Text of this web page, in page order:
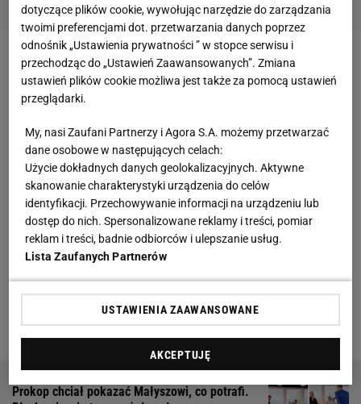
Zobacz wideoTest zgodności Szeremety i jej trenera
trenuje i mam dobrze poukładaną głowę - stwierdził
w rozmowie ze Sport.pl . Gancewski nie ukrywał, że
gdyby udało mu się wygrać ten turniej, to na pewno
jego życie uległoby zmianie. - Jestem zwykłym
Kowalskim, więc byłoby to niewiarygodne
osiągnięcie. Nie myślę jednak jeszcze o tym. Na
razie cieszę się tym turniejem, tym, że nie muszę
wstawać do pracy, tylko mogę poudawać
sportowca. Marzyłem o tym jako dziecko - wyjaśnił.
Prokop chciał pokazać Małyszowi, co potrafi.
dotyczące plików cookie, wywołując narzędzie do zarządzania
twoimi preferencjami dot. przetwarzania danych poprzez
odnośnik „Ustawienia prywatności ” w stopce serwisu i
przechodząc do „Ustawień Zaawansowanych”. Zmiana
ustawień plików cookie możliwa jest także za pomocą ustawień
przeglądarki.
My, nasi Zaufani Partnerzy i Agora S.A. możemy przetwarzać
dane osobowe w następujących celach:
Użycie dokładnych danych geolokalizacyjnych. Aktywne
skanowanie charakterystyki urządzenia do celów
identyfikacji. Przechowywanie informacji na urządzeniu lub
dostęp do nich. Spersonalizowane reklamy i treści, pomiar
reklam i treści, badnie odbiorców i ulepszanie usług.
Lista Zaufanych Partnerów
USTAWIENIA ZAAWANSOWANE
AKCEPTUJĘ